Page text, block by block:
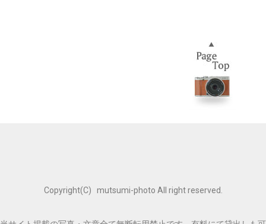
Copyright(C) mutsumi-photo All right reserved.